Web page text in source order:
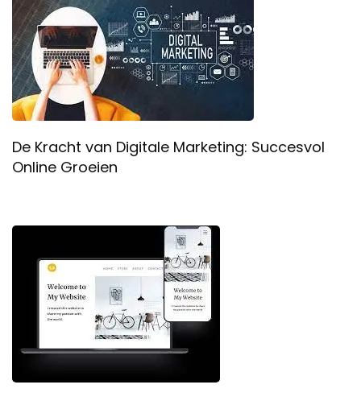
De Kracht van Digitale Marketing: Succesvol
Online Groeien